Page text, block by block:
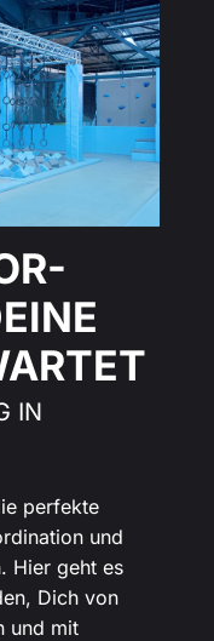
IN
perfekte
und
Hier geht es
Dich von
und mit